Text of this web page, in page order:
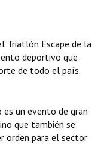
Triatlón Escape de la
deportivo que
de todo el país.
un evento de gran
que también se
orden para el sector